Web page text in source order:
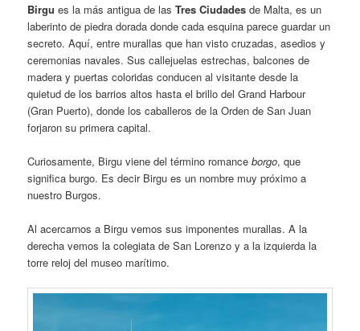
Birgues la más antigua de lasTres Ciudades de Malta, es un
laberinto de piedra dorada donde cada esquina parece guardar un
secreto. Aquí, entre murallas que han visto cruzadas, asedios y
ceremonias navales. Sus callejuelas estrechas, balcones de
madera y puertas coloridas conducen al visitante desde la
quietud de los barrios altos hasta el brillo del Grand Harbour
(Gran Puerto), donde los caballeros de la Orden de San Juan
forjaron su primera capital.
Curiosamente, Birgu viene del término romanceborgo, que
significa burgo. Es decir Birgu es un nombre muy próximo a
nuestro Burgos.
Al acercarnos a Birgu vemos sus imponentes murallas. A la
derecha vemos la colegiata de San Lorenzo y a la izquierda la
torre reloj del museo marítimo.